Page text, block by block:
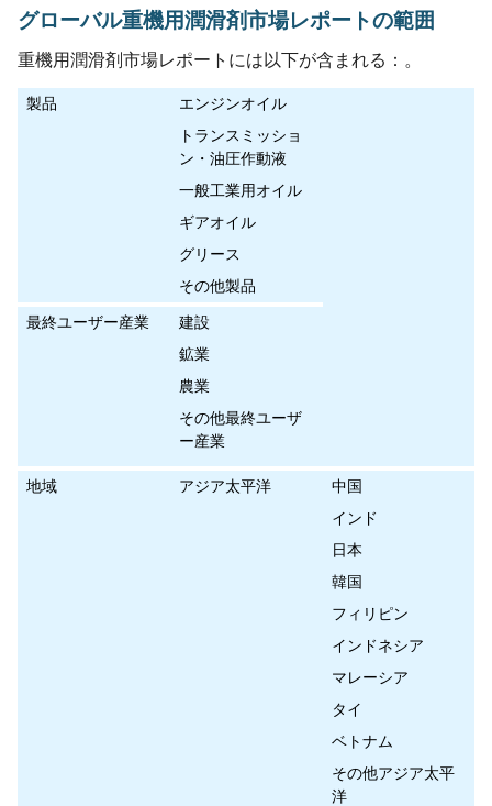
グローバル重機用潤滑剤市場レポートの範囲
重機用潤滑剤市場レポートには以下が含まれる：。
製品
エンジンオイル
トランスミッショ
ン・油圧作動液
一般工業用オイル
ギアオイル
グリース
その他製品
最終ユーザー産業
建設
鉱業
農業
その他最終ユーザ
ー産業
地域 アジア太平洋
中国
インド
日本
韓国
フィリピン
インドネシア
マレーシア
タイ
ベトナム
その他アジア太平
洋